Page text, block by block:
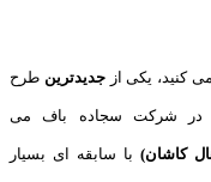
کنید، یکی ازجدیدترین طرح
در شرکت سجاده باف می
کاشان)با سابقه ای بسیار